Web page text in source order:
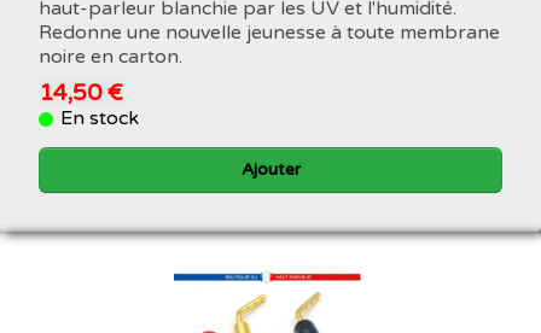
haut-parleur blanchie par les UV et l'humidité.
Redonne une nouvelle jeunesse à toute membrane
noire en carton.
14,50 €
En stock
Ajouter